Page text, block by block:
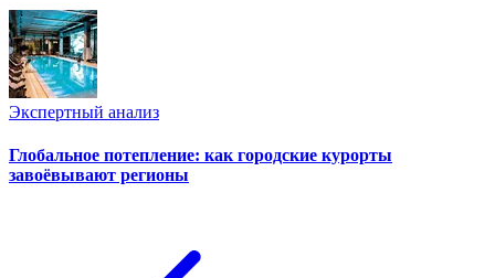
Экспертный анализ
Глобальное потепление: как городские курорты
завоёвывают регионы